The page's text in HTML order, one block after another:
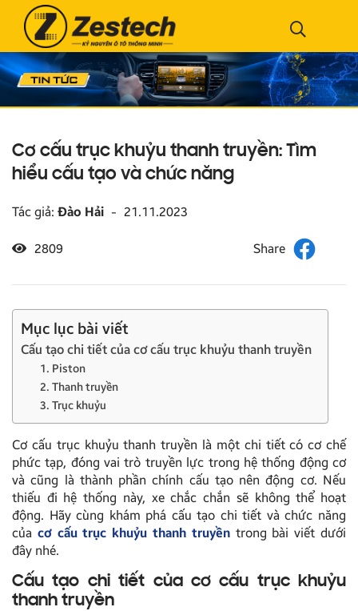
Cơ cấu trục khuỷu thanh truyền: Tìm
hiểu cấu tạo và chức năng
Tác giả: Đào Hải - 21.11.2023
2809
Mục lục bài viết
Cấu tạo chi tiết của cơ cấu trục khuỷu thanh truyền
1. Piston
2. Thanh truyền
3. Trục khuỷu
Cơ cấu trục khuỷu thanh truyền là một chi tiết có cơ chế
phức tạp, đóng vai trò truyền lực trong hệ thống động cơ
và cũng là thành phần chính cấu tạo nên động cơ. Nếu
thiếu đi hệ thống này, xe chắc chắn sẽ không thể hoạt
động. Hãy cùng khám phá cấu tạo chi tiết và chức năng
của cơ cấu trục khuỷu thanh truyềntrong bài viết dưới
đây nhé.
Cấu tạo chi tiết của cơ cấu trục khuỷu
thanh truyền